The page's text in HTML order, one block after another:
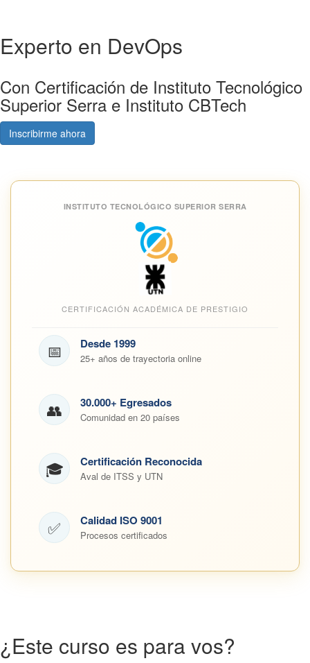
Experto en DevOps
Con Certificación de Instituto Tecnológico
Superior Serra e Instituto CBTech
Inscribirme ahora
INSTITUTO TECNOLÓGICO SUPERIOR SERRA
CERTIFICACIÓN ACADÉMICA DE PRESTIGIO
📅 Desde 1999
25+ años de trayectoria online
👥 30.000+ Egresados
Comunidad en 20 países
🎓 Certificación Reconocida
Aval de ITSS y UTN
✅ Calidad ISO 9001
Procesos certificados
¿Este curso es para vos?